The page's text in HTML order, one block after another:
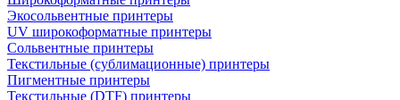
Экосольвентные принтеры
UV широкоформатные принтеры
Сольвентные принтеры
Текстильные (сублимационные) принтеры
Пигментные принтеры
Текстильные (DTF) принтеры